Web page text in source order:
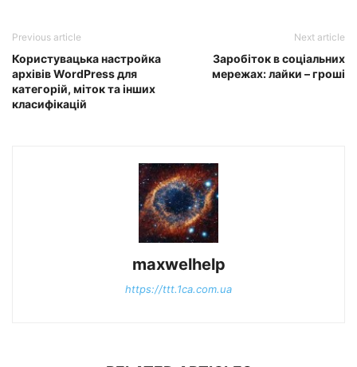
Previous article
Користувацька настройка
архівів WordPress для
категорій, міток та інших
класифікацій
Next article
Заробіток в соціальних
мережах: лайки – гроші
maxwelhelp
https://ttt.1ca.com.ua